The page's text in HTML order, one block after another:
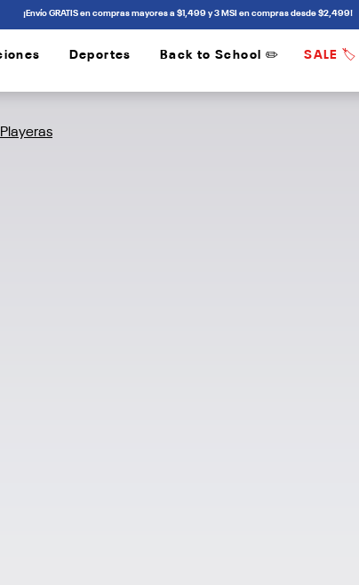
¡Envío GRATIS en compras mayores a $1,499 y 3 MSI en compras desde $2,499!
Deportes Back to School ✏️ SALE 🏷️
Playeras